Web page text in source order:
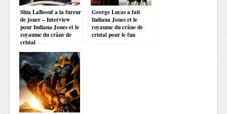
Shia LaBeouf a la fureur
de jouer – Interview
pour Indiana Jones et le
royaume du crâne de
cristal
George Lucas a fait
Indiana Jones et le
royaume du crâne de
cristal pour le fun